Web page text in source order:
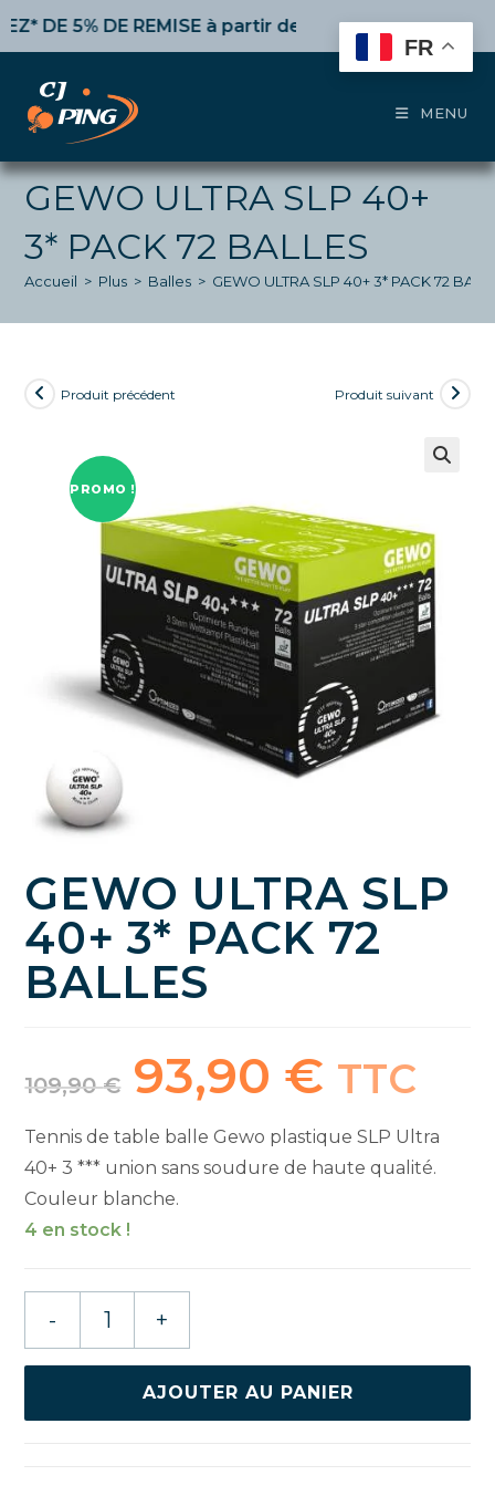
5% DE REMISEà partir de 50€ d’achat,10%dès
MENU
GEWO ULTRA SLP 40+
3* PACK 72 BALLES
Accueil > Plus > Balles > GEWO ULTRA SLP 40+ 3* PACK 72
PROMO !
Produit précédent Produit suivant
GEWO ULTRA SLP
40+ 3* PACK 72
BALLES
109,90€
Le
prix
initial
93,90 € prix
TTC
Tennis de table balle Gewo plastique SLP Ultra
40+ 3 *** union sans soudure de haute qualité.
Couleur blanche.
4 en stock !
SLP
- +
AJOUTER AU PANIER
FR